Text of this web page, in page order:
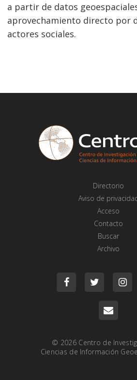
a partir de datos
aprovechamiento directo por
actores sociales.
Directorio
Aviso de
Acceso
Contacto
Buscar
Archivo
© 2026 Centro de
Ciencias de Información